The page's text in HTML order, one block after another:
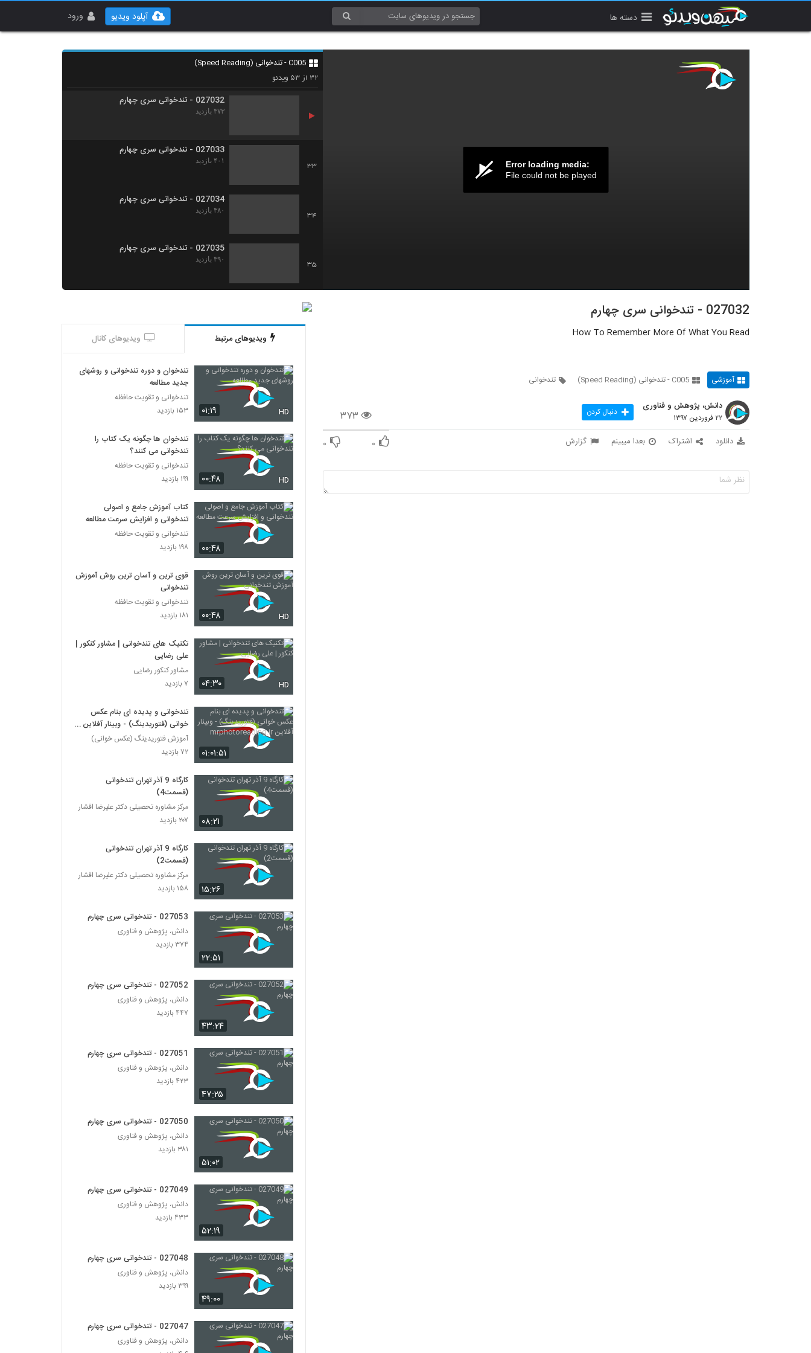
دسته ها ورود آپلود ویدیو
Error loading media:
File could not be played
C005 - تندخوانی (Speed Reading)
۳۲از ۵۳ ویدئو
31
027031 - تندخوانی سری چهارم
۳۵۵ بازدید
027032 - تندخوانی سری چهارم
۳۷۳ بازدید
33
027033 - تندخوانی سری چهارم
۴۰۱ بازدید
34
027034 - تندخوانی سری چهارم
۳۸۰ بازدید
35
027035 - تندخوانی سری چهارم
۳۹۰ بازدید
36
027037 - تندخوانی سری چهارم
027038 - تندخوانی سری چهارم
۳۹۹ بازدید
027039 - تندخوانی سری چهارم
۳۷۵ بازدید
۴۰۲ بازدید
027041 - تندخوانی سری چهارم
۳۲۲ بازدید
027042 - تندخوانی سری چهارم
027043 - تندخوانی سری چهارم
۳۳۶ بازدید
027044 - تندخوانی سری چهارم
۴۲۰ بازدید
027046 - تندخوانی سری چهارم
۴۲۰ بازدید
۴۰۶ بازدید
027048 - تندخوانی سری چهارم
۳۹۹ بازدید
027049 - تندخوانی سری چهارم
027050 - تندخوانی سری چهارم
۳۸۱ بازدید
027051 - تندخوانی سری چهارم
۴۲۳ بازدید
027052 - تندخوانی سری چهارم
۴۴۷ بازدید
027053 - تندخوانی سری چهارم
۳۷۴ بازدید
027032 - تندخوانی سری چهارم
How To Remember More Of What You Read
آموزشی C005 - تندخوانی (Speed Reading) تندخوانی
۳۷۳
دانش، پژوهش و فناوری
۲۲ فروردین ۱۳۹۷ دنبال کردن
دانلود اشتراک بعدا میبینم گزارش ۰ ۰
ویدیوهای مرتبط ویدیوهای کانال
۰۱:۱۹ HD
تندخوان و دوره تندخوانی و روشهای
جدید مطالعه
تندخوانی و تقویت حافظه
۱۵۳ بازدید
۰۰:۴۸ HD
تندخوان ها چگونه یک کتاب را
تندخوانی می کنند؟
تندخوانی و تقویت حافظه
۱۹۹ بازدید
۰۰:۴۸
کتاب آموزش جامع و اصولی
تندخوانی و افزایش سرعت مطالعه
تندخوانی و تقویت حافظه
۱۹۸ بازدید
۰۰:۴۸ HD
قوی ترین و آسان ترین روش آموزش
تندخوانی
تندخوانی و تقویت حافظه
۱۸۱ بازدید
۰۴:۳۰ HD
تکنیک های تندخوانی | مشاور کنکور |
علی رضایی
مشاور کنکور رضایی
۷ بازدید
۰۱:۰۱:۵۱
تندخوانی و پدیده ای بنام عکس
خوانی (فتوریدینگ) - وبینار آفلاین
mrphotoreading.ir
آموزش فتوریدینگ (عکس خوانی)
۷۲ بازدید
۰۸:۲۱
کارگاه 9 آذر تهران تندخوانی
(قسمت4)
مرکز مشاوره تحصیلی دکتر علیرضا افشار
۲۰۷ بازدید
۱۵:۲۶
کارگاه 9 آذر تهران تندخوانی
(قسمت2)
مرکز مشاوره تحصیلی دکتر علیرضا افشار
۱۵۸ بازدید
۲۲:۵۱
027053 - تندخوانی سری چهارم
دانش، پژوهش و فناوری
۳۷۴ بازدید
۴۳:۲۴
027052 - تندخوانی سری چهارم
دانش، پژوهش و فناوری
۴۴۷ بازدید
۴۷:۲۵
027051 - تندخوانی سری چهارم
دانش، پژوهش و فناوری
۴۲۳ بازدید
۵۱:۰۲
027050 - تندخوانی سری چهارم
دانش، پژوهش و فناوری
۳۸۱ بازدید
۵۲:۱۹
027049 - تندخوانی سری چهارم
دانش، پژوهش و فناوری
۴۳۳ بازدید
۴۹:۰۰
027048 - تندخوانی سری چهارم
دانش، پژوهش و فناوری
۳۹۹ بازدید
027047 - تندخوانی سری چهارم
دانش، پژوهش و فناوری